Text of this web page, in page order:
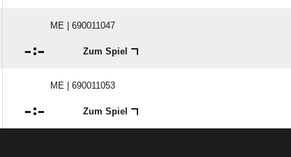
ME | 690011047
: Zum Spiel
ME | 690011053
: Zum Spiel